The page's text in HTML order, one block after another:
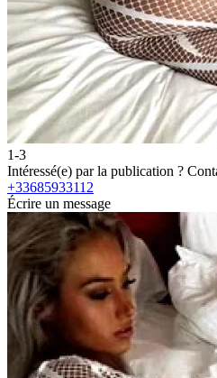
1-3
Intéressé(e) par la publication ?
+33685933112
Écrire un message